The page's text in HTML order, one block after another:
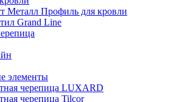
Металл Профиль для кровли
Grand Line
элементы
черепица LUXARD
черепица Tilcor